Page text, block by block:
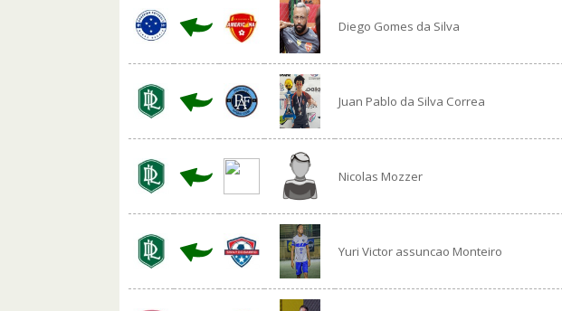
Diego Gomes da Silva
Juan Pablo da Silva Correa
Nicolas Mozzer
Yuri Victor assuncao Monteiro